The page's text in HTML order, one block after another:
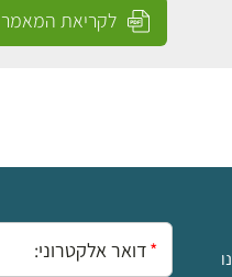
לקריאת המאמר
אימייל: